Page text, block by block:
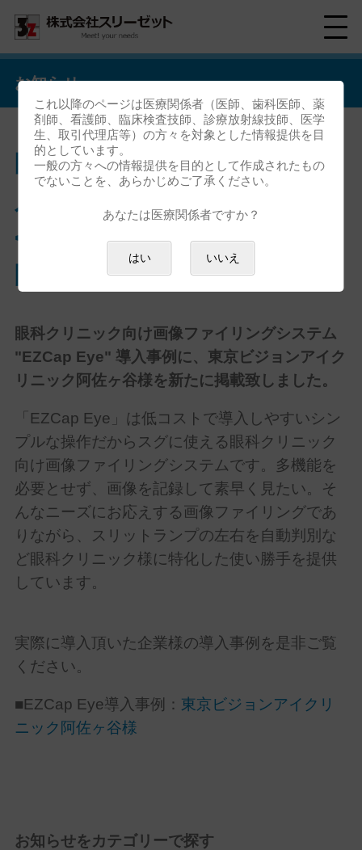
お知らせ
眼科クリニック向けの最新導
<東京ビジョンアイクリニック
阿佐ヶ谷様>
眼科クリニック向け画像ファイリングシステム
"EZCap Eye" 導入事例に、東京ビジョンアイク
リニック阿佐ヶ谷様を新たに掲載致しました。
「EZCap Eye」は低コストで導入しやすいシン
プルな操作だからスグに使える眼科クリニック
向け画像ファイリングシステムです。多機能を
必要とせず、画像を記録して素早く見たい。そ
んなニーズにお応えする画像ファイリングであ
りながら、スリットランプの左右を自動判別な
ど眼科クリニック様に特化した使い勝手を提供
しています。
実際に導入頂いた企業様の導入事例 を是非ご覧
ください。
■EZCap Eye導入事例： 東京ビジョンアイクリ
ニック阿佐ヶ谷様
お知らせをカテゴリーで探す
これ以降のページは医療関係者（医師、歯科医師、薬
剤師、看護師、臨床検査技師、診療放射線技師、医学
生、取引代理店等）の方々を対象とした情報提供を目
的としています。
一般の方々への情報提供を目的として作成されたもの
でないことを、あらかじめご了承ください。
あなたは医療関係者ですか？
はい いいえ